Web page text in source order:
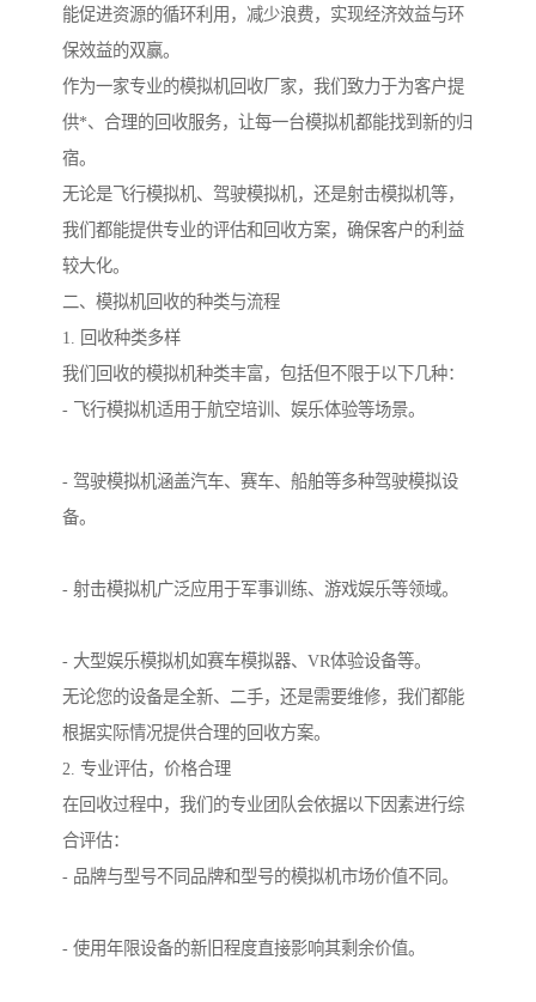
能促进资源的循环利用，减少浪费，实现经济效益与环
保效益的双赢。
作为一家专业的模拟机回收厂家，我们致力于为客户提
供*、合理的回收服务，让每一台模拟机都能找到新的归
宿。
无论是飞行模拟机、驾驶模拟机，还是射击模拟机等，
我们都能提供专业的评估和回收方案，确保客户的利益
较大化。
二、模拟机回收的种类与流程
1. 回收种类多样
我们回收的模拟机种类丰富，包括但不限于以下几种：
- 飞行模拟机适用于航空培训、娱乐体验等场景。
- 驾驶模拟机涵盖汽车、赛车、船舶等多种驾驶模拟设
备。
- 射击模拟机广泛应用于军事训练、游戏娱乐等领域。
- 大型娱乐模拟机如赛车模拟器、VR体验设备等。
无论您的设备是全新、二手，还是需要维修，我们都能
根据实际情况提供合理的回收方案。
2. 专业评估，价格合理
在回收过程中，我们的专业团队会依据以下因素进行综
合评估：
- 品牌与型号不同品牌和型号的模拟机市场价值不同。
- 使用年限设备的新旧程度直接影响其剩余价值。